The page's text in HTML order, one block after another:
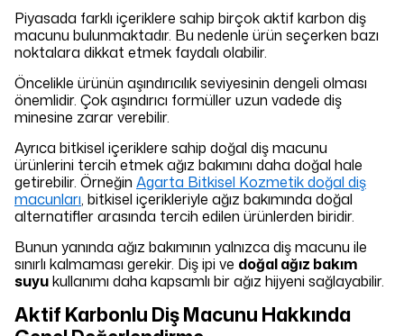
Piyasada farklı içeriklere sahip birçok aktif karbon diş
macunu bulunmaktadır. Bu nedenle ürün seçerken bazı
noktalara dikkat etmek faydalı olabilir.
Öncelikle ürünün aşındırıcılık seviyesinin dengeli olması
önemlidir. Çok aşındırıcı formüller uzun vadede diş
minesine zarar verebilir.
Ayrıca bitkisel içeriklere sahip doğal diş macunu
ürünlerini tercih etmek ağız bakımını daha doğal hale
getirebilir. Örneğin Agarta Bitkisel Kozmetik doğal diş
macunları, bitkisel içerikleriyle ağız bakımında doğal
alternatifler arasında tercih edilen ürünlerden biridir.
Bunun yanında ağız bakımının yalnızca diş macunu ile
sınırlı kalmaması gerekir. Diş ipi ve doğal ağız bakım
suyukullanımı daha kapsamlı bir ağız hijyeni sağlayabilir.
Aktif Karbonlu Diş Macunu Hakkında